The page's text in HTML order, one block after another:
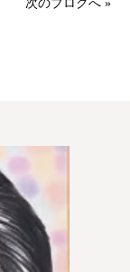
次のブログへ »